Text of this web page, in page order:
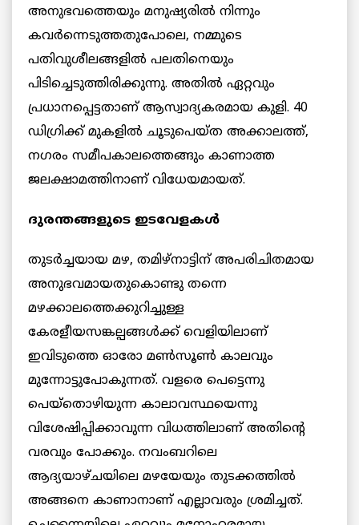
അനുഭവത്തെയും മനുഷ്യരില്‍ നിന്നും
കവര്‍ന്നെടുത്തതുപോലെ, നമ്മുടെ
പതിവുശീലങ്ങളില്‍ പലതിനെയും
പിടിച്ചെടുത്തിരിക്കുന്നു. അതില്‍ ഏറ്റവും
പ്രധാനപ്പെട്ടതാണ് ആസ്വാദ്യകരമായ കുളി. 40
ഡിഗ്രിക്ക് മുകളില്‍ ചൂടുപെയ്ത അക്കാലത്ത്,
നഗരം സമീപകാലത്തെങ്ങും കാണാത്ത
ജലക്ഷാമത്തിനാണ് വിധേയമായത്.
ദുരന്തങ്ങളുടെ ഇടവേളകള്‍
തുടര്‍ച്ചയായ മഴ, തമിഴ്‌നാട്ടിന് അപരിചിതമായ
അനുഭവമായതുകൊണ്ടു തന്നെ
മഴക്കാലത്തെക്കുറിച്ചുള്ള
കേരളീയസങ്കല്പങ്ങള്‍ക്ക് വെളിയിലാണ്
ഇവിടുത്തെ ഓരോ മണ്‍സൂണ്‍ കാലവും
മുന്നോട്ടുപോകുന്നത്. വളരെ പെട്ടെന്നു
പെയ്‌തൊഴിയുന്ന കാലാവസ്ഥയെന്നു
വിശേഷിപ്പിക്കാവുന്ന വിധത്തിലാണ് അതിന്റെ
വരവും പോക്കും. നവംബറിലെ
ആദ്യയാഴ്ചയിലെ മഴയേയും തുടക്കത്തില്‍
അങ്ങനെ കാണാനാണ് എല്ലാവരും ശ്രമിച്ചത്.